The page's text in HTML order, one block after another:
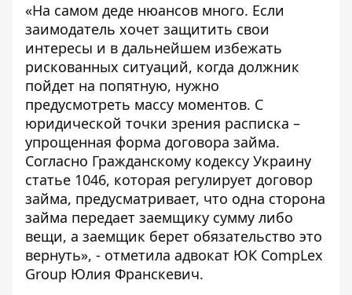
«На самом деде нюансов много. Если
заимодатель хочет защитить свои
интересы и в дальнейшем избежать
рискованных ситуаций, когда должник
пойдет на попятную, нужно
предусмотреть массу моментов. С
юридической точки зрения расписка –
упрощенная форма договора займа.
Согласно Гражданскому кодексу Украину
статье 1046, которая регулирует договор
займа, предусматривает, что одна сторона
займа передает заемщику сумму либо
вещи, а заемщик берет обязательство это
вернуть», - отметила адвокат ЮК CompLex
Group Юлия Франскевич.